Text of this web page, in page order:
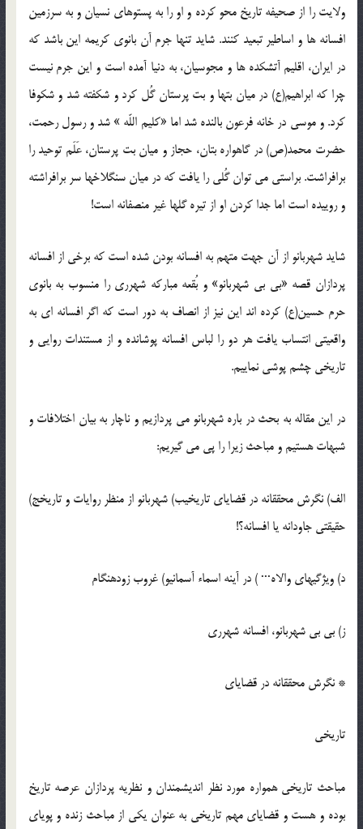
ولایت را از صحیفه تاریخ محو کرده و او را به پستوهای نسیان و به سرزمین
افسانه ها و اساطیر تبعید کنند. شاید تنها جرم آن بانوی کریمه این باشد که
در ایران، اقلیم آتشکده ها و مجوسیان، به دنیا آمده است و این جرم نیست
چرا که ابراهیم(ع) در میان بتها و بت پرستان گُل کرد و شکفته شد و شکوفا
کرد. و موسی در خانه فرعون بالنده شد اما «کلیم اللّه » شد و رسول رحمت،
حضرت محمد(ص) در گاهواره بتان، حجاز و میان بت پرستان، عَلَم توحید را
برافراشت. براستی می توان گُلی را یافت که در میان سنگلاخها سر برافراشته
و روییده است اما جدا کردن او از تیره گلها غیر منصفانه است!
شاید شهربانو از آن جهت متهم به افسانه بودن شده است که برخی از افسانه
پردازان قصه «بی بی شهربانو» و بُقعه مبارکه شهرری را منسوب به بانوی
حرم حسین(ع) کرده اند این نیز از انصاف به دور است که اگر افسانه ای به
واقعیتی انتساب یافت هر دو را لباس افسانه پوشانده و از مستندات روایی و
تاریخی چشم پوشی نماییم.
در این مقاله به بحث در باره شهربانو می پردازیم و ناچار به بیان اختلافات و
شبهات هستیم و مباحث زیرا را پی می گیریم:
الف) نگرش محققانه در قضایای تاریخیب) شهربانو از منظر روایات و تاریخج)
حقیقتی جاودانه یا افسانه؟!
د) ویژگیهای والاه··· ) در آینه اسماء آسمانیو) غروب زودهنگام
ز) بی بی شهربانو، افسانه شهرری
* نگرش محققانه در قضایای
تاریخی
مباحث تاریخی همواره مورد نظر اندیشمندان و نظریه پردازان عرصه تاریخ
بوده و هست و قضایای مهم تاریخی به عنوان یکی از مباحث زنده و پویای